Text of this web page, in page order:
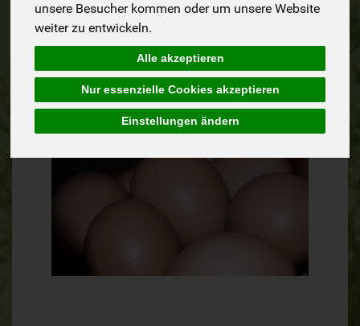
unsere Besucher kommen oder um unsere Website
weiter zu entwickeln.
Alle akzeptieren
Nur essenzielle Cookies akzeptieren
Einstellungen ändern